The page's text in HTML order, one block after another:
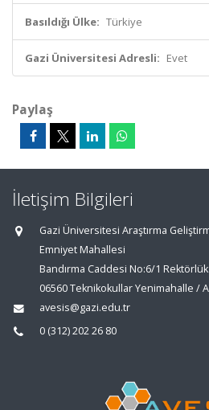
Basıldığı Ülke: Türkiye
Gazi Üniversitesi Adresli: Evet
Paylaş
İletişim Bilgileri
Gazi Üniversitesi Araştırma
Emniyet Mahallesi
Bandırma Caddesi No:6/1
06560 Teknikokullar Yenimahalle /
avesis@gazi.edu.tr
0 (312) 202 26 80